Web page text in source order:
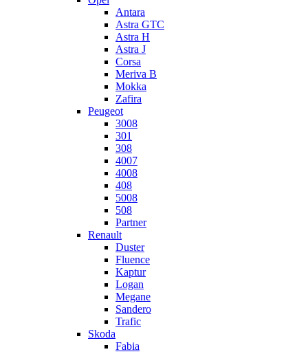
Antara
Astra GTC
Astra H
Astra J
Corsa
Meriva B
Mokka
Zafira
Peugeot
3008
301
308
4007
4008
408
5008
508
Partner
Renault
Duster
Fluence
Kaptur
Logan
Megane
Sandero
Trafic
Skoda
Fabia